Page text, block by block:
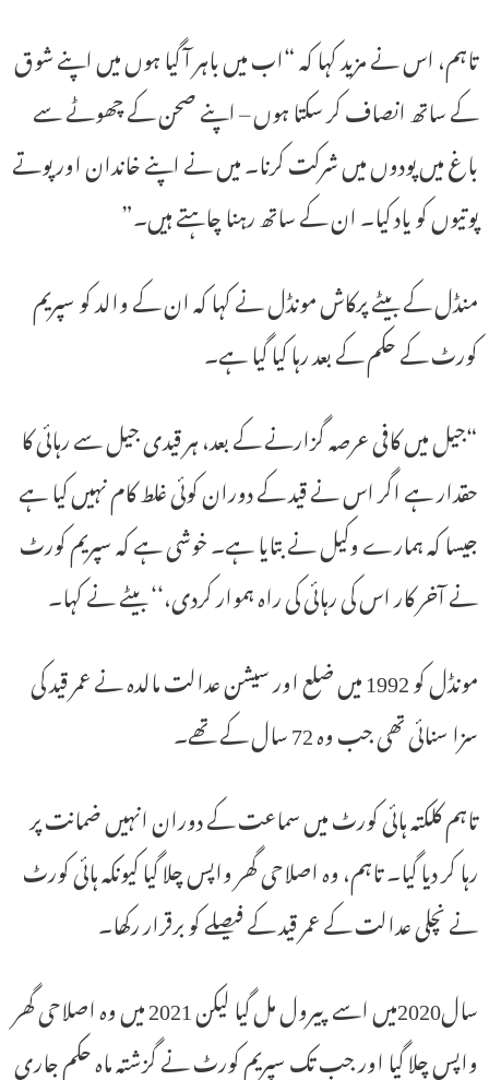
تاہم، اس نے مزید کہا کہ “اب میں باہر آ گیا ہوں میں اپنے شوق
کے ساتھ انصاف کر سکتا ہوں – اپنے صحن کے چھوٹے سے
باغ میں پودوں میں شرکت کرنا۔ میں نے اپنے خاندان اور پوتے
پوتیوں کو یاد کیا۔ ان کے ساتھ رہنا چاہتے ہیں۔”
منڈل کے بیٹے پرکاش مونڈل نے کہا کہ ان کے والد کو سپریم
کورٹ کے حکم کے بعد رہا کیا گیا ہے۔
“جیل میں کافی عرصہ گزارنے کے بعد، ہر قیدی جیل سے رہائی کا
حقدار ہے اگر اس نے قید کے دوران کوئی غلط کام نہیں کیا ہے
جیسا کہ ہمارے وکیل نے بتایا ہے۔ خوشی ہے کہ سپریم کورٹ
نے آخر کار اس کی رہائی کی راہ ہموار کردی،‘‘ بیٹے نے کہا۔
مونڈل کو 1992 میں ضلع اور سیشن عدالت مالدہ نے عمر قید کی
سزا سنائی تھی جب وہ 72 سال کے تھے۔
تاہم کلکتہ ہائی کورٹ میں سماعت کے دوران انہیں ضمانت پر
رہا کر دیا گیا۔ تاہم، وہ اصلاحی گھر واپس چلا گیا کیونکہ ہائی کورٹ
نے نچلی عدالت کے عمر قید کے فیصلے کو برقرار رکھا۔
سال2020میں اسے پیرول مل گیا لیکن 2021 میں وہ اصلاحی گھر
واپس چلا گیا اور جب تک سپریم کورٹ نے گزشتہ ماہ حکم جاری